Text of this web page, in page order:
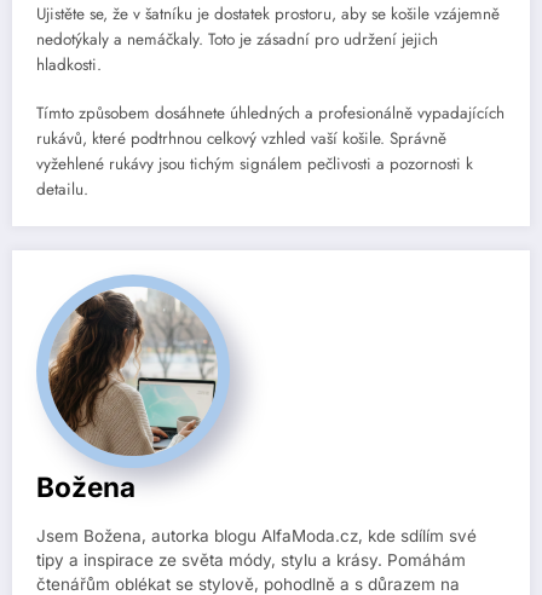
Ujistěte se, že v šatníku je dostatek prostoru, aby se košile vzájemně
nedotýkaly a nemáčkaly. Toto je zásadní pro udržení jejich
hladkosti.
Tímto způsobem dosáhnete úhledných a profesionálně vypadajících
rukávů, které podtrhnou celkový vzhled vaší košile. Správně
vyžehlené rukávy jsou tichým signálem pečlivosti a pozornosti k
detailu.
Božena
Jsem Božena, autorka blogu AlfaModa.cz, kde sdílím své
tipy a inspirace ze světa módy, stylu a krásy. Pomáhám
čtenářům oblékat se stylově, pohodlně a s důrazem na